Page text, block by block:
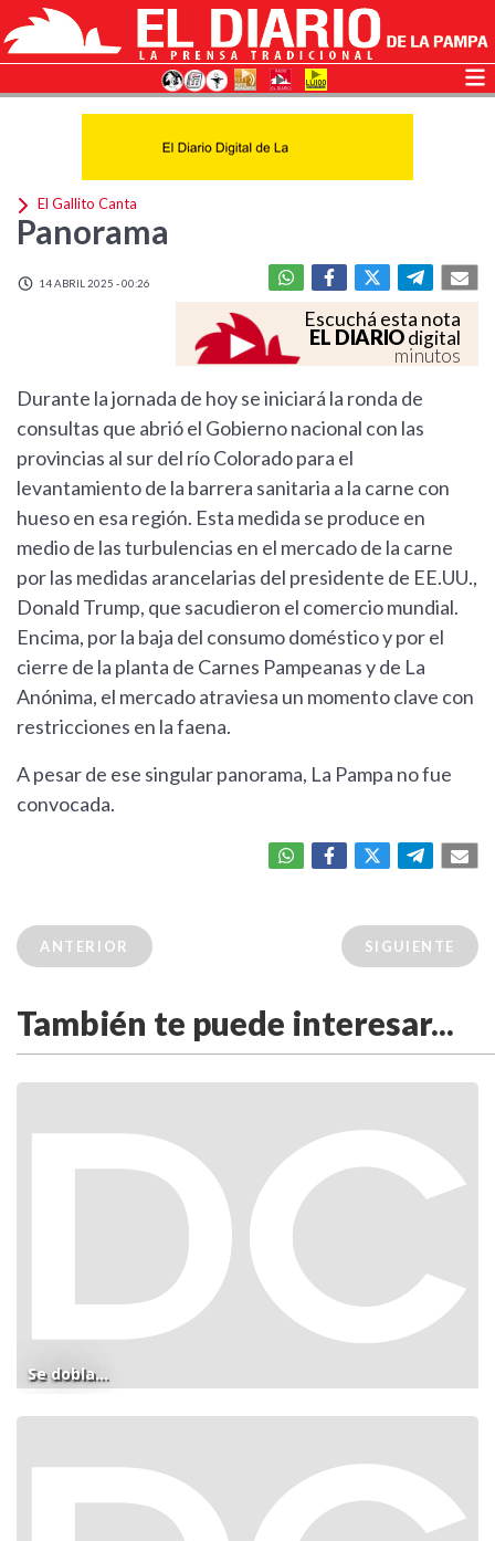
El Gallito Canta
Panorama
14 ABRIL 2025 - 00:26
Escuchá esta nota
EL DIARIOdigital
minutos
Durante la jornada de hoy se iniciará la ronda de
consultas que abrió el Gobierno nacional con las
provincias al sur del río Colorado para el
levantamiento de la barrera sanitaria a la carne con
hueso en esa región. Esta medida se produce en
medio de las turbulencias en el mercado de la carne
por las medidas arancelarias del presidente de EE.UU.,
Donald Trump, que sacudieron el comercio mundial.
Encima, por la baja del consumo doméstico y por el
cierre de la planta de Carnes Pampeanas y de La
Anónima, el mercado atraviesa un momento clave con
restricciones en la faena.
A pesar de ese singular panorama, La Pampa no fue
convocada.
ANTERIOR SIGUIENTE
También te puede interesar...
Se dobla...